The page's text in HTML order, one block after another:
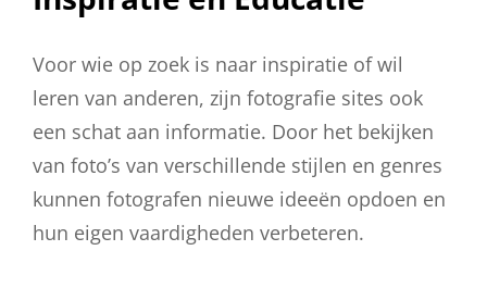
Voor wie op zoek is naar inspiratie of wil
leren van anderen, zijn fotografie sites ook
een schat aan informatie. Door het bekijken
van foto’s van verschillende stijlen en genres
kunnen fotografen nieuwe ideeën opdoen en
hun eigen vaardigheden verbeteren.